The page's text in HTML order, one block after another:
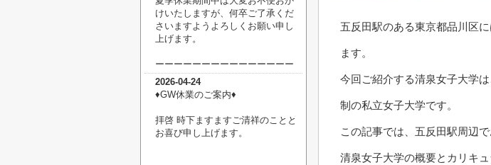
五反田駅のある東京都品川区
ます。
今回ご紹介する清泉女子大学
制の私立女子大学です。
この記事では、五反田駅周辺
清泉女子大学の概要とカリキ
けいたしますが、何卒ご了承くだ
さいますようよろしくお願い申し
上げます。
ーーーーーーーーーーーーーーー
2026-04-24
♦︎GW休業のご案内♦︎
拝啓 時下ますますご清祥のことと
お喜び申し上げます。